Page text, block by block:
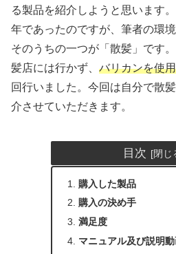
る製品を紹介しようと思います
年であったのですが、筆者の環
そのうちの一つが「散髪」です
髪店には行かず、 バリカンを使
回行いました。今回は自分で散
介させていただきます。
目次
購入した製品
購入の決め手
満足度
マニュアル及び説明動